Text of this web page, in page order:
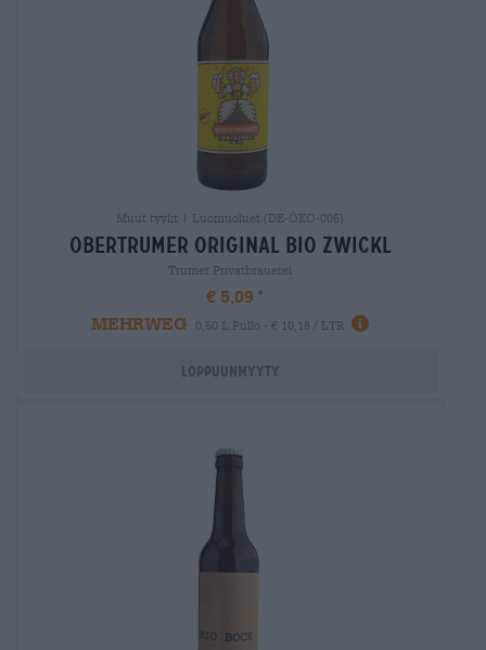
Muut tyylit | Luomuoluet (DE-ÖKO-006)
obertrumer original bio zwickl
Trumer Privatbrauerei
€ 5,09
MEHRWEG
0,50 L Pullo - € 10,18 / LTR
Loppuunmyyty